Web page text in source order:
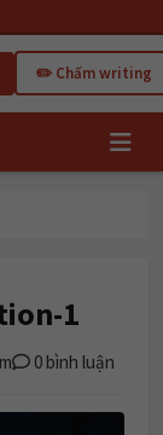
✏️ Chấm writing
1
0 bình luận